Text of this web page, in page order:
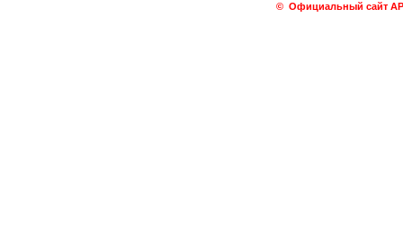
© Официальный сайт